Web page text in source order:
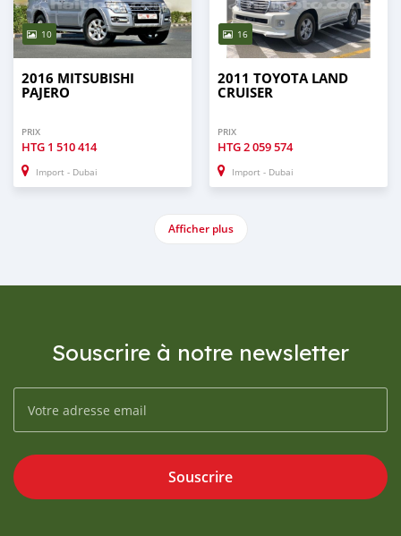
10
2016 MITSUBISHI
PAJERO
PRIX
HTG 1 510 414
Import - Dubai
16
2011 TOYOTA LAND
CRUISER
PRIX
HTG2 059 574
Import - Dubai
Afficher plus
Souscrire à notre newsletter
Souscrire